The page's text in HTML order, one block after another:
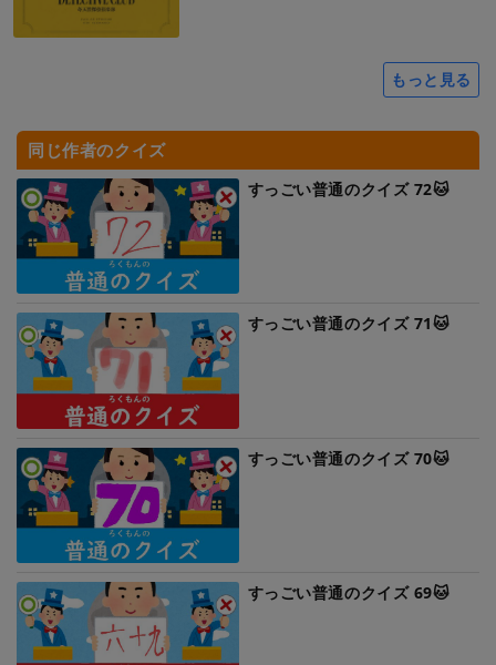
もっと見る
同じ作者のクイズ
すっごい普通のクイズ 72🐱
すっごい普通のクイズ 71🐱
すっごい普通のクイズ 70🐱
すっごい普通のクイズ 69🐱